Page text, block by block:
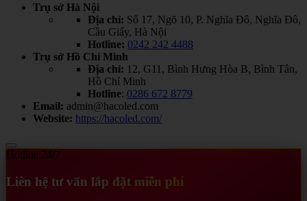
Trụ sở Hà Nội
Địa chỉ: Số 17, Ngõ 10, P. Nghĩa Đô, Nghĩa Đô,
Cầu Giấy, Hà Nội
Hotline: 0242 242 4488
Trụ sở Hồ Chí Minh
Địa chỉ: 12, G11, Bình Hưng Hòa B, Bình Tân,
Hồ Chí Minh
Hotline: 0286 672 8779
Email: admin@hacoled.com
Website: https://hacoled.com/
Hotline 24/7
Liên hệ tư vấn lắp đặt miễn phí